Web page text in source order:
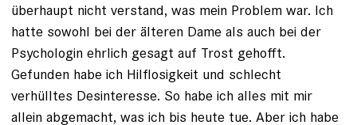
überhaupt nicht verstand, was mein Problem war. Ich
hatte sowohl bei der älteren Dame als auch bei der
Psychologin ehrlich gesagt auf Trost gehofft.
Gefunden habe ich Hilflosigkeit und schlecht
verhülltes Desinteresse. So habe ich alles mit mir
allein abgemacht, was ich bis heute tue. Aber ich habe